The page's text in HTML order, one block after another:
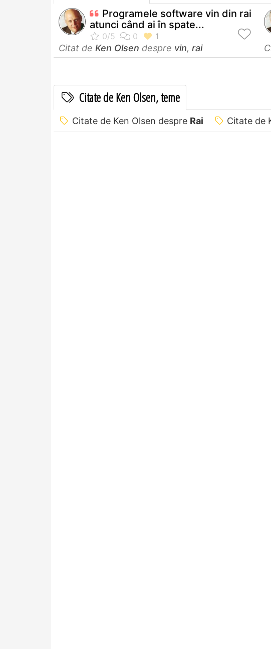
Programele software vin din rai
atunci când ai în spate...
Citat de Ken Olsen despre vin, rai
Citate de Ken Olsen, teme
Citate de Ken Olsen despre Rai Citate de